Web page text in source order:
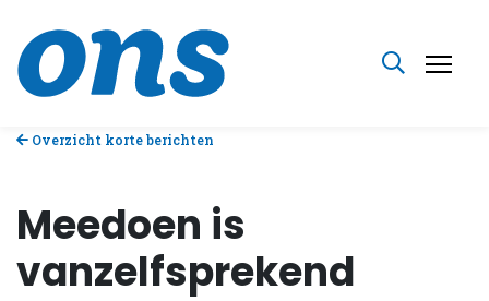
Overzicht korte berichten
Meedoen is
vanzelfsprekend